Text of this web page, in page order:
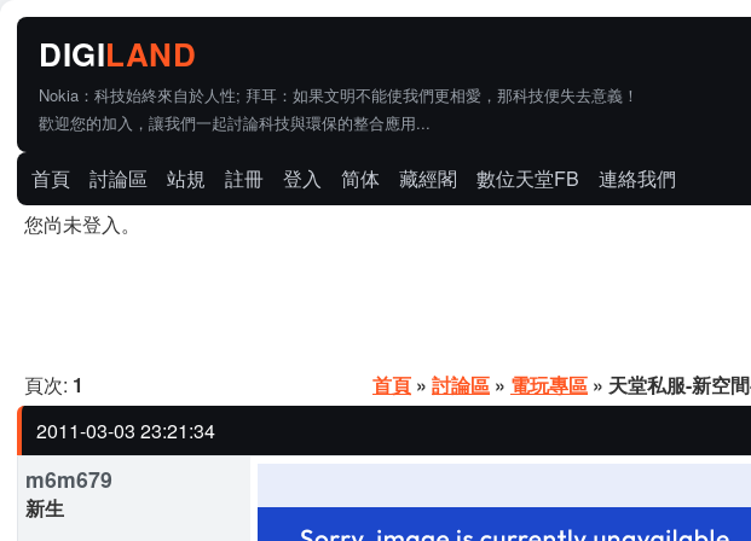
Nokia：科技始終來自於人性; 拜耳：如果文明不能使我們更相愛，那科技便失去意義！
歡迎您的加入，讓我們一起討論科技與環保的整合應用...
首頁 討論區 站規 註冊 登入 简体 藏經閣 數位天堂FB
連絡我們
您尚未登入。
頁次: 1 首頁 » 討論區 » 電玩專區 » 天堂私服-新空
2011-03-03 23:21:34
m6m679
新生